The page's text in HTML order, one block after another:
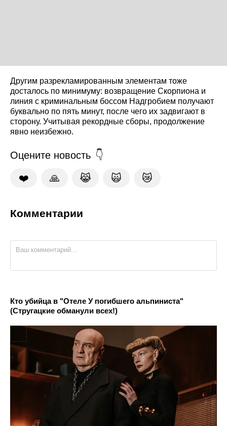
Другим разрекламированным элементам тоже
досталось по минимуму: возвращение Скорпиона и
линия с криминальным боссом Надгробием получают
буквально по пять минут, после чего их задвигают в
сторону. Учитывая рекордные сборы, продолжение
явно неизбежно.
Оцените новость
❤️ 🙏 😹 🙀 😿
Комментарии
Кто убийца в "Отеле У погибшего альпиниста"
(Стругацкие обманули всех!)